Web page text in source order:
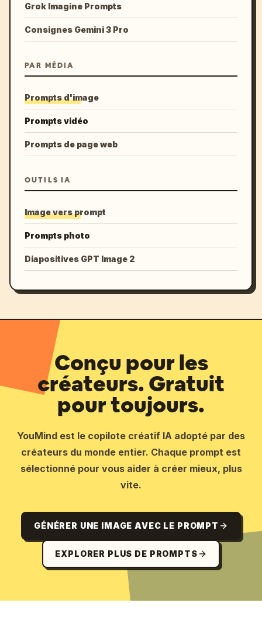
Grok Imagine Prompts
Consignes Gemini 3 Pro
PAR MÉDIA
Prompts d'image
Prompts vidéo
Prompts de page web
OUTILS IA
Image vers prompt
Prompts photo
Diapositives GPT Image 2
Conçu pour les
créateurs. Gratuit
pour toujours.
YouMind est le copilote créatif IA adopté par des
créateurs du monde entier. Chaque prompt est
sélectionné pour vous aider à créer mieux, plus
vite.
GÉNÉRER UNE IMAGE AVEC LE PROMPT
EXPLORER PLUS DE PROMPTS